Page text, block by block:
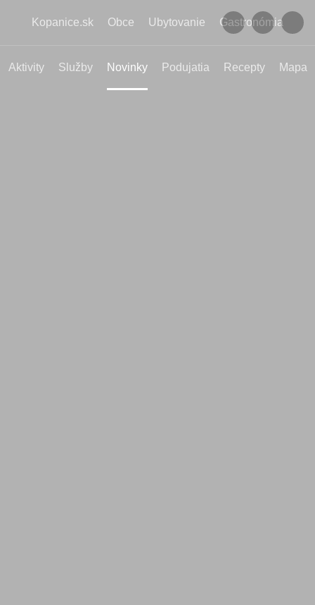
Kopanice.sk Obce Ubytovanie Gastronómia
Aktivity Služby Novinky Podujatia Recepty Mapa